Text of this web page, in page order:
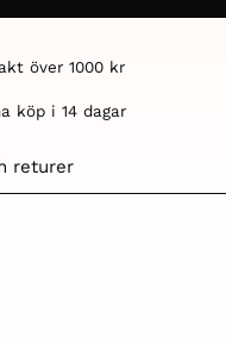
över 1000 kr
köp i 14 dagar
returer